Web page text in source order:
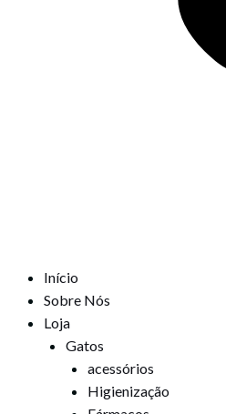
Início
Sobre Nós
Loja
Gatos
acessórios
Higienização